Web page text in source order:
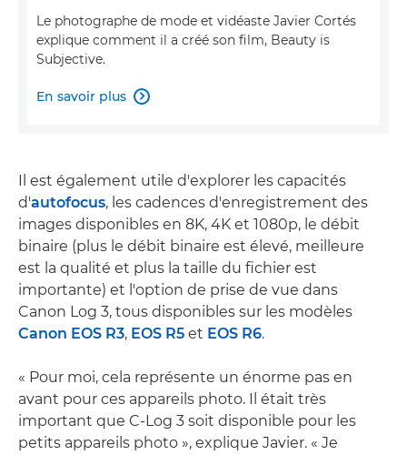
Le photographe de mode et vidéaste Javier Cortés
explique comment il a créé son film, Beauty is
Subjective.
En savoir plus 
Il est également utile d'explorer les capacités
d'autofocus, les cadences d'enregistrement des
images disponibles en 8K, 4K et 1080p, le débit
binaire (plus le débit binaire est élevé, meilleure
est la qualité et plus la taille du fichier est
importante) et l'option de prise de vue dans
Canon Log 3, tous disponibles sur les modèles
Canon EOS R3, EOS R5 et EOS R6.
« Pour moi, cela représente un énorme pas en
avant pour ces appareils photo. Il était très
important que C-Log 3 soit disponible pour les
petits appareils photo », explique Javier. « Je